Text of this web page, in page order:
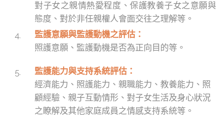
對子女之親情熱愛程度、保護教養子女之意願與
態度、對於非任親權人會面交往之理解等。
監護意願與監護動機之評估：
照護意願、監護動機是否為正向目的等。
監護能力與支持系統評估：
經濟能力、照護能力、親職能力、教養能力、照
顧經驗、親子互動情形、對子女生活及身心狀況
之瞭解及其他家庭成員之情感支持系統等。